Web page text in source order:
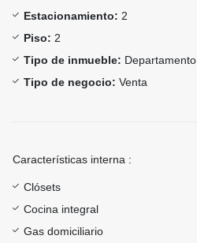
Estacionamiento: 2
Piso: 2
Tipo de inmueble: Departamento
Tipo de negocio: Venta
Características interna :
Clósets
Cocina integral
Gas domiciliario